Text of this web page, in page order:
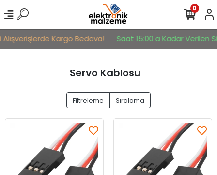
Kargo Bedava! Saat 15:00 a Kadar Verilen
0
Servo Kablosu
Filtreleme Sıralama